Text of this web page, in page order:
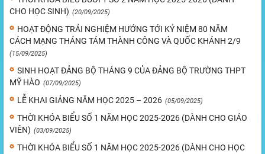
CHO HỌC SINH) (20/09/2025)
HOẠT ĐỘNG TRẢI NGHIỆM HƯỚNG TỚI KỶ NIỆM 80 NĂM
CÁCH MẠNG THÁNG TÁM THÀNH CÔNG VÀ QUỐC KHÁNH 2/9
(15/09/2025)
SINH HOẠT ĐẢNG BỘ THÁNG 9 CỦA ĐẢNG BỘ TRƯỜNG THPT
MỸ HÀO (07/09/2025)
LỄ KHAI GIẢNG NĂM HỌC 2025 – 2026 (05/09/2025)
THỜI KHÓA BIỂU SỐ 1 NĂM HỌC 2025-2026 (DÀNH CHO GIÁO
VIÊN) (03/09/2025)
THỜI KHÓA BIỂU SỐ 1 NĂM HỌC 2025-2026 (DÀNH CHO HỌC